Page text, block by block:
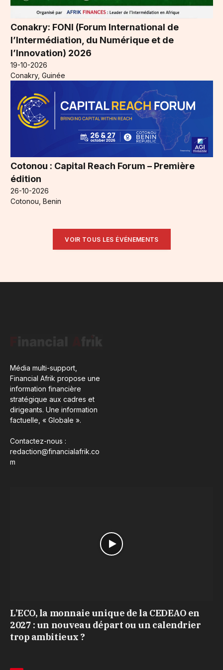
Conakry: FONI (Forum International de
l’Intermédiation, du Numérique et de
l’Innovation) 2026
19-10-2026
Conakry, Guinée
Cotonou : Capital Reach Forum – Première
édition
26-10-2026
Cotonou, Benin
VOIR TOUS LES ÉVÉNEMENTS
Média multi-support,
Financial Afrik propose une
information financière
stratégique aux cadres et
dirigeants. Une information
factuelle, « Globale ».
Contactez-nous :
redaction@financialafrik.co
m
L’ECO, la monnaie unique de la CEDEAO en
2027 : un nouveau départ ou un calendrier
trop ambitieux ?